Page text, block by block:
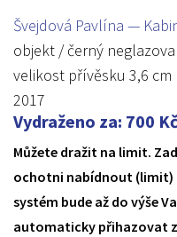
Švejdová Pavlína —
objekt / černý
velikost přívěsku 3,6 cm
2017
Vydraženo za: 700 Kč
Můžete dražit na limit.
ochotni nabídnout (limit)
systém bude až do výše
automaticky přihazovat